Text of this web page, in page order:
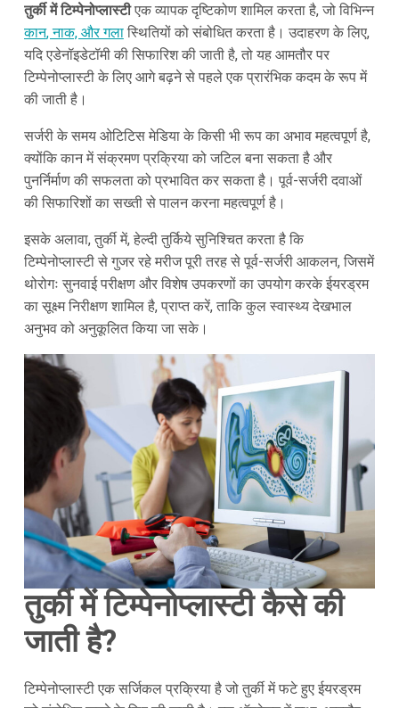
तुर्की में टिम्पेनोप्लास्टीएक व्यापक दृष्टिकोण शामिल करता है, जो विभिन्न
कान, नाक, और गलास्थितियों को संबोधित करता है। उदाहरण के लिए,
यदि एडेनॉइडेटॉमी की सिफारिश की जाती है, तो यह आमतौर पर
टिम्पेनोप्लास्टी के लिए आगे बढ़ने से पहले एक प्रारंभिक कदम के रूप में
की जाती है।
सर्जरी के समय ओटिटिस मेडिया के किसी भी रूप का अभाव महत्वपूर्ण है,
क्योंकि कान में संक्रमण प्रक्रिया को जटिल बना सकता है और
पुनर्निर्माण की सफलता को प्रभावित कर सकता है। पूर्व-सर्जरी दवाओं
की सिफारिशों का सख्ती से पालन करना महत्वपूर्ण है।
इसके अलावा, तुर्की में, हेल्दी तुर्किये सुनिश्चित करता है कि
टिम्पेनोप्लास्टी से गुजर रहे मरीज पूरी तरह से पूर्व-सर्जरी आकलन, जिसमें
थोरोगः सुनवाई परीक्षण और विशेष उपकरणों का उपयोग करके ईयरड्रम
का सूक्ष्म निरीक्षण शामिल है, प्राप्त करें, ताकि कुल स्वास्थ्य देखभाल
अनुभव को अनुकूलित किया जा सके।
तुर्की में टिम्पेनोप्लास्टी कैसे की
जाती है?
टिम्पेनोप्लास्टी एक सर्जिकल प्रक्रिया है जो तुर्की में फटे हुए ईयरड्रम